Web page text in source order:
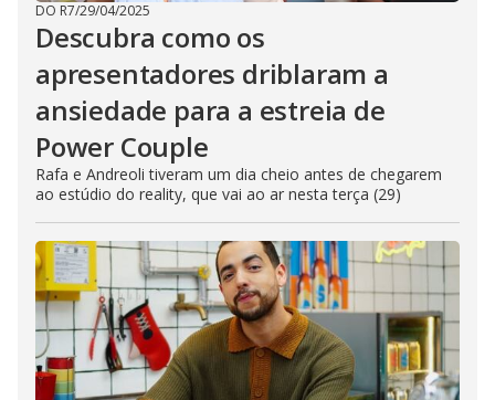
DO R7/29/04/2025
Descubra como os
apresentadores driblaram a
ansiedade para a estreia de
Power Couple
Rafa e Andreoli tiveram um dia cheio antes de chegarem
ao estúdio do reality, que vai ao ar nesta terça (29)